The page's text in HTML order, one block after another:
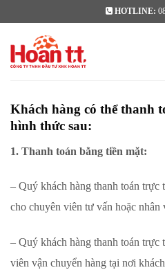
to
content
HOTLINE:
Khách hàng có thể thanh
hình thức sau:
1. Thanh toán bằng tiền mặt:
– Quý khách hàng thanh toán trực
cho chuyên viên tư vấn hoặc nhân
– Quý khách hàng thanh toán trực
viên vận chuyển hàng tại nơi